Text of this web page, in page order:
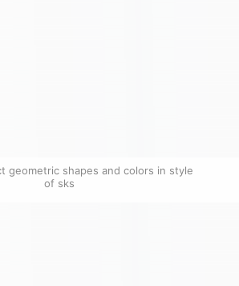
geometric shapes and colors in style
of sks